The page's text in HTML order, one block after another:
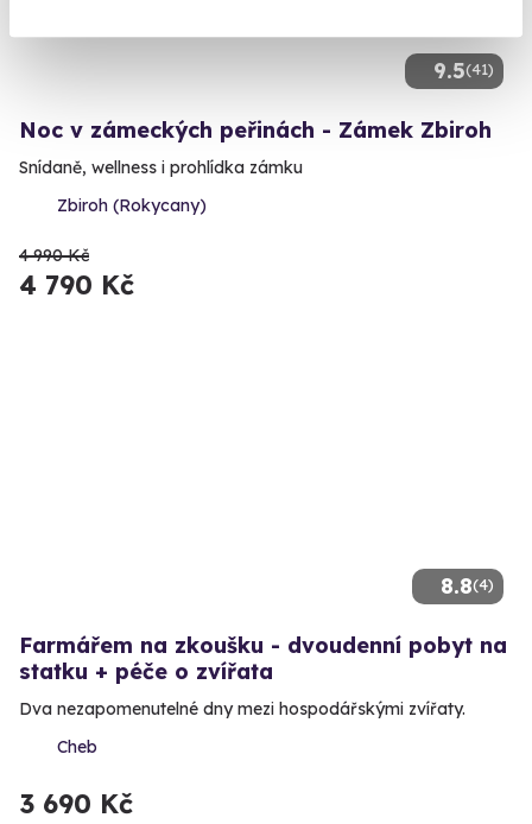
9.5(41)
Noc v zámeckých peřinách - Zámek Zbiroh
Snídaně, wellness i prohlídka zámku
Zbiroh (Rokycany)
4 990 Kč
4 790 Kč
8.8(4)
Farmářem na zkoušku - dvoudenní pobyt na
statku + péče o zvířata
Dva nezapomenutelné dny mezi hospodářskými zvířaty.
Cheb
3 690 Kč